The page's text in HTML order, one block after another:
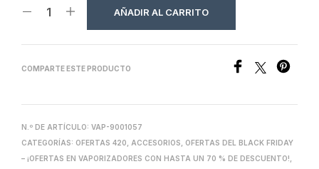
AÑADIR AL CARRITO
COMPARTE ESTE PRODUCTO
N.º DE ARTÍCULO: VAP-9001057
CATEGORÍAS: OFERTAS 420 ACCESORIOS
OFERTAS DEL BLACK FRIDAY
– ¡OFERTAS EN VAPORIZADORES CON HASTA UN 70 % DE DESCUENTO!